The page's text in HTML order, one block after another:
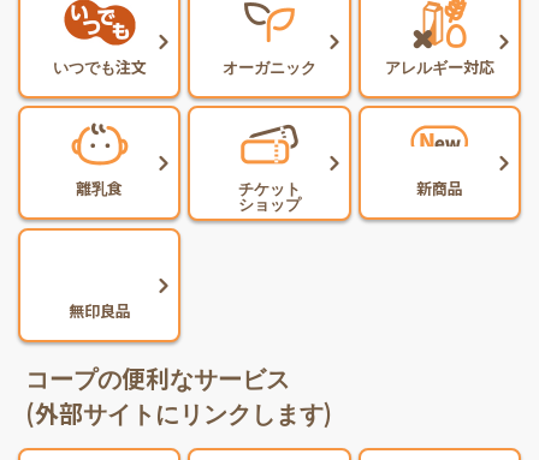
いつでも注文 オーガニック アレルギー対応
離乳食 チケット
ショップ
新商品
無印良品
コープの便利なサービス
(外部サイトにリンクします)